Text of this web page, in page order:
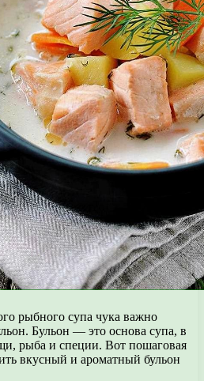
рыбного супа чука важно
Бульон — это основа супа, в
рыба и специи. Вот пошаговая
вкусный и ароматный бульон